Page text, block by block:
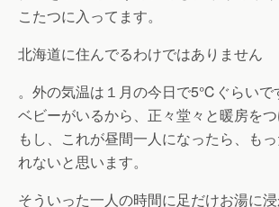
こたつに入ってます。
北海道に住んでるわけではありません
。外の気温は１月の今日で5℃ぐらいで
ベビーがいるから、正々堂々と暖房をつ
もし、これが昼間一人になったら、も
れないと思います。
そういった一人の時間に足だけお湯に